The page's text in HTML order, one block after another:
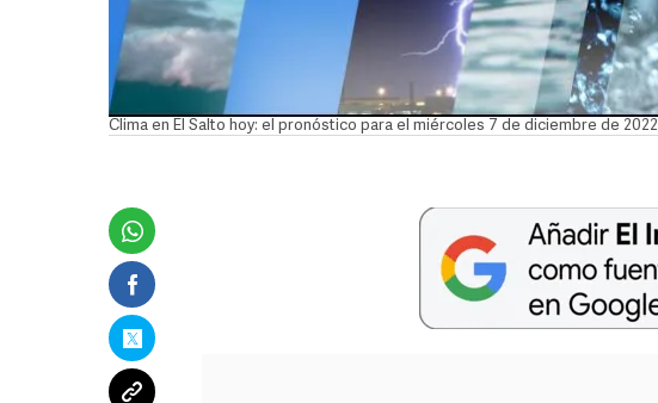
Clima en El Salto hoy: el pronóstico para el miércoles 7 de diciembre de 2022